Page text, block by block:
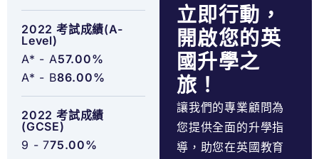
2022 考試成績(A-
Level)
A* - A57.00%
A* - B86.00%
2022 考試成績
(GCSE)
9 - 775.00%
立即行動，
開啟您的英
國升學之
旅！
讓我們的專業顧問為
您提供全面的升學指
導，助您在英國教育